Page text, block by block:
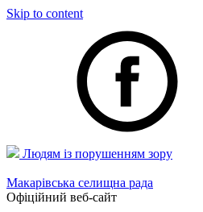
Skip to content
Людям із порушенням зору
Макарівська селищна рада
Офіційний веб-сайт